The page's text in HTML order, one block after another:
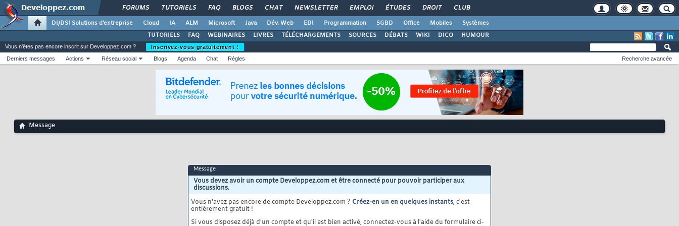
FORUMS TUTORIELS FAQ BLOGS CHAT NEWSLETTER EMPLOI ÉTUDES DROIT CLUB
DI/DSI Solutions d'entreprise Cloud IA ALM Microsoft Java Dév. Web EDI Programmation SGBD Office Mobiles
Systèmes
TUTORIELS
FAQ WEBINAIRES LIVRES TÉLÉCHARGEMENTS SOURCES DÉBATS WIKI DICO HUMOUR
Vous n'êtes pas encore inscrit sur Developpez.com ?
Inscrivez-vous gratuitement !
Derniers messages
Actions Réseau social Blogs Agenda Chat Règles Recherche avancée
Message
Message
Vous devez avoir un compte Developpez.com et être connecté pour pouvoir participer aux
discussions.
Vous n'avez pas encore de compte Developpez.com ? Créez-en un en quelques instants, c'est
entièrement gratuit !
Si vous disposez déjà d'un compte et qu'il est bien activé, connectez-vous à l'aide du formulaire ci-